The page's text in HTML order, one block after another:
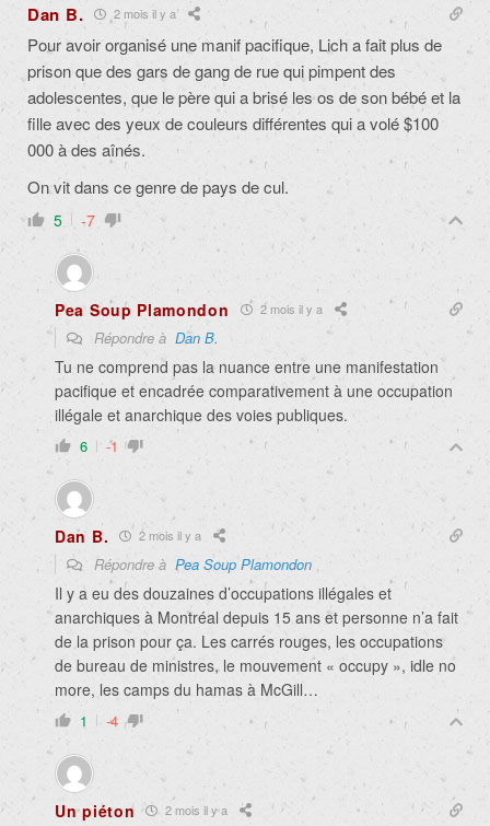
Dan B. 2 mois il y a
Pour avoir organisé une manif pacifique, Lich a fait plus de
prison que des gars de gang de rue qui pimpent des
adolescentes, que le père qui a brisé les os de son bébé et la
fille avec des yeux de couleurs différentes qui a volé $100
000 à des aînés.
On vit dans ce genre de pays de cul.
5 -7
Pea Soup Plamondon 2 mois il y a
Répondre à Dan B.
Tu ne comprend pas la nuance entre une manifestation
pacifique et encadrée comparativement à une occupation
illégale et anarchique des voies publiques.
6 -1
Dan B. 2 mois il y a
Répondre à Pea Soup Plamondon
Il y a eu des douzaines d’occupations illégales et
anarchiques à Montréal depuis 15 ans et personne n’a fait
de la prison pour ça. Les carrés rouges, les occupations
de bureau de ministres, le mouvement « occupy », idle no
more, les camps du hamas à McGill…
1 -4
Un piéton 2 mois il y a